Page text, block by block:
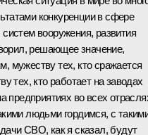
конкуренции в сфере
вооружения, развития
решающее значение,
мужеству тех, кто сражается
тех, кто работает на заводах
предприятиях во всех
людьми гордимся, с
СВО, как я сказал, будут